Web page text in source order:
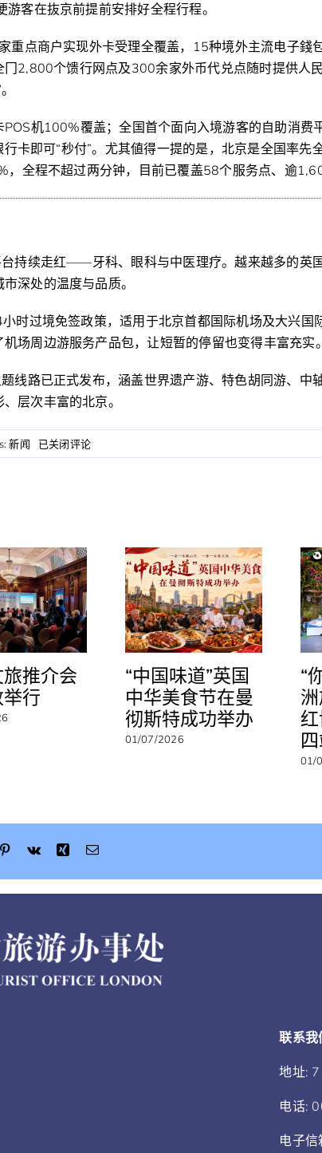
客在抜京前提前安排好全程行程。
重点商户实现外卡受理全覆盖，15种境外主流电子錢
2,800个馈行网点及300余家外币代兑点随时提供人民
机100%覆盖；全国首个面向入境游客的自助消费
卡即可“秒付”。尤其値得一提的是，北京是全国率先
全程不超过两分钟，目前已覆盖58个服务点、逾
台持续走红——牙科、眼科与中医理疗。越来越多的英
深处的温度与品质。
时过境免签政策，适用于北京首都国际机场及大兴国
场周边游服务产品包，让短暂的停留也变得丰富充实。
线路已正式发布，涵盖世界遗产游、特色胡同游、中
层次丰富的北京。
新闻
不
只
国
游
客
为
何
爱
上
北
京
已关闭评论
推介会
行
“中国味道”英国
中华美食节在曼
彻斯特成功举办
01/07/2026
“
01/
联系我
地址:
电话:
电子